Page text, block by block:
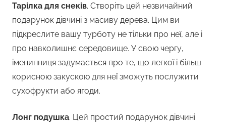
Тарілка для снеків. Створіть цей незвичайний
подарунок дівчині з масиву дерева. Цим ви
підкреслите вашу турботу не тільки про неї, але і
про навколишнє середовище. У свою чергу,
іменинниця задумається про те, що легкої і більш
корисною закускою для неї зможуть послужити
сухофрукти або ягоди.
Лонг подушка. Цей простий подарунок дівчині